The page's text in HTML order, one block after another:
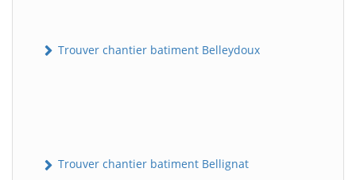
Trouver chantier batiment Belleydoux
Trouver chantier batiment Bellignat